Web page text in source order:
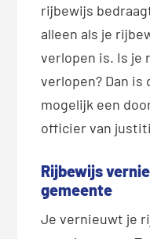
rijbewijs
alleen als je
verlopen is. Is je
verlopen? Dan is
mogelijk een
officier van
Rijbewijs
gemeente
Je vernieuwt je